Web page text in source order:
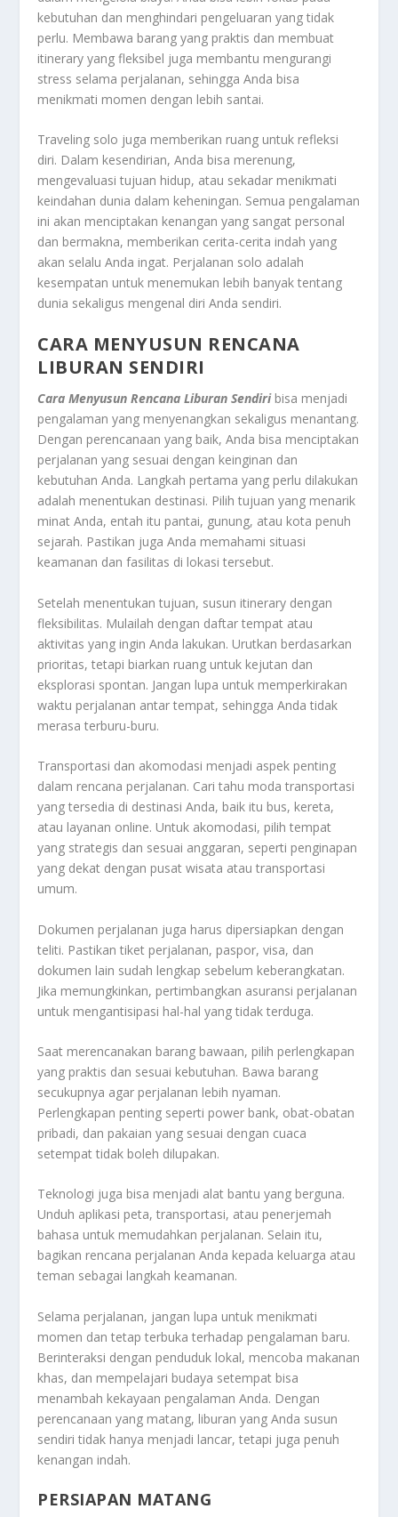
kebutuhan dan menghindari pengeluaran yang tidak
perlu. Membawa barang yang praktis dan membuat
itinerary yang fleksibel juga membantu mengurangi
stress selama perjalanan, sehingga Anda bisa
menikmati momen dengan lebih santai.
Traveling solo juga memberikan ruang untuk refleksi
diri. Dalam kesendirian, Anda bisa merenung,
mengevaluasi tujuan hidup, atau sekadar menikmati
keindahan dunia dalam keheningan. Semua pengalaman
ini akan menciptakan kenangan yang sangat personal
dan bermakna, memberikan cerita-cerita indah yang
akan selalu Anda ingat. Perjalanan solo adalah
kesempatan untuk menemukan lebih banyak tentang
dunia sekaligus mengenal diri Anda sendiri.
CARA MENYUSUN RENCANA
LIBURAN SENDIRI
Cara Menyusun Rencana Liburan Sendiri bisa menjadi
pengalaman yang menyenangkan sekaligus menantang.
Dengan perencanaan yang baik, Anda bisa menciptakan
perjalanan yang sesuai dengan keinginan dan
kebutuhan Anda. Langkah pertama yang perlu dilakukan
adalah menentukan destinasi. Pilih tujuan yang menarik
minat Anda, entah itu pantai, gunung, atau kota penuh
sejarah. Pastikan juga Anda memahami situasi
keamanan dan fasilitas di lokasi tersebut.
Setelah menentukan tujuan, susun itinerary dengan
fleksibilitas. Mulailah dengan daftar tempat atau
aktivitas yang ingin Anda lakukan. Urutkan berdasarkan
prioritas, tetapi biarkan ruang untuk kejutan dan
eksplorasi spontan. Jangan lupa untuk memperkirakan
waktu perjalanan antar tempat, sehingga Anda tidak
merasa terburu-buru.
Transportasi dan akomodasi menjadi aspek penting
dalam rencana perjalanan. Cari tahu moda transportasi
yang tersedia di destinasi Anda, baik itu bus, kereta,
atau layanan online. Untuk akomodasi, pilih tempat
yang strategis dan sesuai anggaran, seperti penginapan
yang dekat dengan pusat wisata atau transportasi
umum.
Dokumen perjalanan juga harus dipersiapkan dengan
teliti. Pastikan tiket perjalanan, paspor, visa, dan
dokumen lain sudah lengkap sebelum keberangkatan.
Jika memungkinkan, pertimbangkan asuransi perjalanan
untuk mengantisipasi hal-hal yang tidak terduga.
Saat merencanakan barang bawaan, pilih perlengkapan
yang praktis dan sesuai kebutuhan. Bawa barang
secukupnya agar perjalanan lebih nyaman.
Perlengkapan penting seperti power bank, obat-obatan
pribadi, dan pakaian yang sesuai dengan cuaca
setempat tidak boleh dilupakan.
Teknologi juga bisa menjadi alat bantu yang berguna.
Unduh aplikasi peta, transportasi, atau penerjemah
bahasa untuk memudahkan perjalanan. Selain itu,
bagikan rencana perjalanan Anda kepada keluarga atau
teman sebagai langkah keamanan.
Selama perjalanan, jangan lupa untuk menikmati
momen dan tetap terbuka terhadap pengalaman baru.
Berinteraksi dengan penduduk lokal, mencoba makanan
khas, dan mempelajari budaya setempat bisa
menambah kekayaan pengalaman Anda. Dengan
perencanaan yang matang, liburan yang Anda susun
sendiri tidak hanya menjadi lancar, tetapi juga penuh
kenangan indah.
PERSIAPAN MATANG